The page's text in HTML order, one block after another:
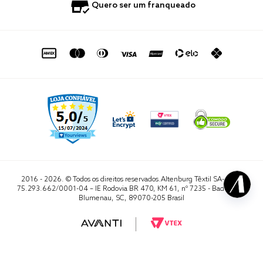
0800 729 1588
sac@altenburg.com.br
Quero ser um franqueado
2016 - 2026. © Todos os direitos reservados.Altenburg Têxtil SA- CNPJ
75.293.662/0001-04 – IE Rodovia BR 470, KM 61, nº 7235 - Badenfurt,
Blumenau, SC, 89070-205 Brasil